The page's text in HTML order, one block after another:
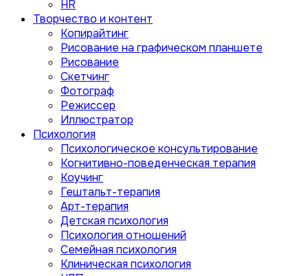
HR
Творчество и контент
Копирайтинг
Рисование на графическом планшете
Рисование
Скетчинг
Фотограф
Режиссер
Иллюстратор
Психология
Психологическое консультирование
Когнитивно-поведенческая терапия
Коучинг
Гештальт-терапия
Арт-терапия
Детская психология
Психология отношений
Семейная психология
Клиническая психология